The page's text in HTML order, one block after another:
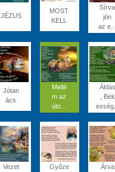
JÉZUS
MOST
KELL
Sírva
jön
az
Jótan
ács
Mellé
m az
úto...
Áldás
, Bék
Vezet
Győze
Árva